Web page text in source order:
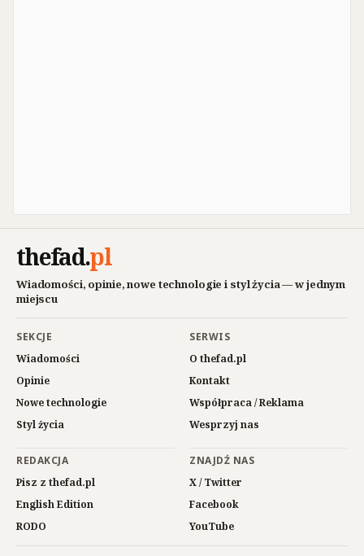
thefad.pl
Wiadomości, opinie, nowe technologie i styl życia — w jednym
miejscu
SEKCJE
Wiadomości
Opinie
Nowe technologie
Styl życia
SERWIS
O thefad.pl
Kontakt
Współpraca / Reklama
Wesprzyj nas
REDAKCJA
Pisz z thefad.pl
English Edition
RODO
ZNAJDŹ NAS
X / Twitter
Facebook
YouTube